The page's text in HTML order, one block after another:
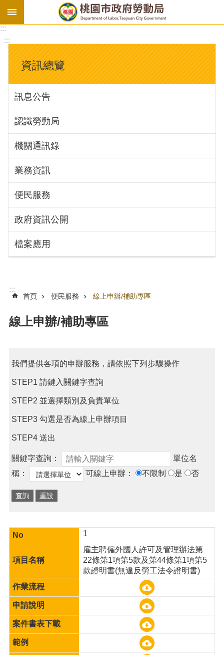
基
法
勞
資
會
庇
護
工
場
進
訊
息
公
識
動
局
通
訊
務
訊
便
民
服
務
資
訊
開
檔
案
應
用
回
首
:::
:::
資訊總覽
訊息公告
認識勞動局
機關通訊錄
業務資訊
便民服務
政府資訊公開
檔案應用
:::
首頁 便民服務 線上申辦/補助專區
線上申辦/補助專區
我們提供各項的申辦服務，請依照下列步驟操作
STEP1 請鍵入關鍵字查詢
STEP2 並選擇類別及負責單位
STEP3 勾選是否為線上申辦項目
STEP4 送出
關鍵字查詢：
單位名
稱：
可線上申辦： 不限制 是 否
1
雇主聘僱外國人許可及管理辦法第
22條第1項第5款及第44條第1項第5
款證明書(無違反勞工法令證明書)